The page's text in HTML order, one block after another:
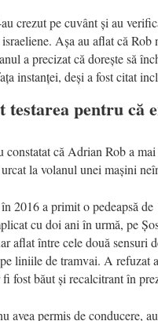
crezut pe cuvânt și au
Așa au aflat că
a precizat că dorește să
instanței, deși a fost citat
testarea pentru că
constatat că Adrian Rob a
la volanul unei mașini
2016 a primit o pedeapsă
cu doi ani în urmă, pe
aflat între cele două sensuri
liniile de tramvai. A refuzat
fi fost băut și recalcitrant în
avea permis de conducere,